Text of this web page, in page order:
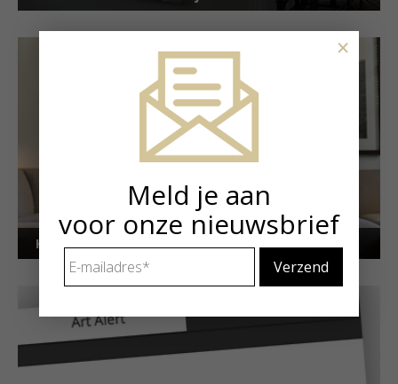
Kunstuitleen voor particulieren
Meld je aan
voor onze nieuwsbrief
mailadres *
×